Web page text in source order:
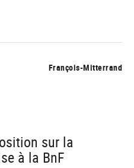
François-Mitterrand
sur la
à la BnF